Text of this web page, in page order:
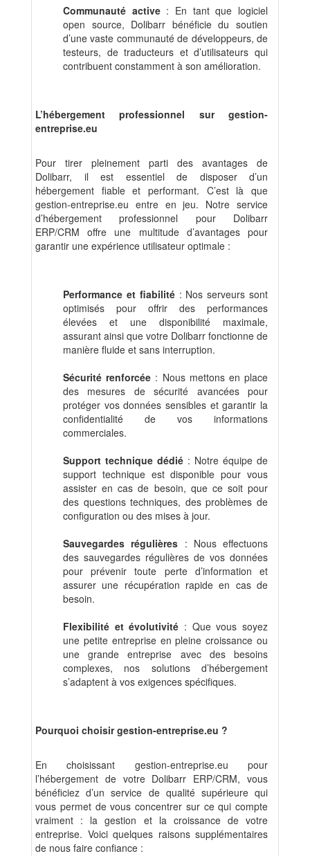
Communauté active: En tant que logiciel
open source, Dolibarr bénéficie du soutien
d’une vaste communauté de développeurs, de
testeurs, de traducteurs et d’utilisateurs qui
contribuent constamment à son amélioration.
L’hébergement professionnel sur gestion-
entreprise.eu
Pour tirer pleinement parti des avantages de
Dolibarr, il est essentiel de disposer d’un
hébergement fiable et performant. C’est là que
gestion-entreprise.eu entre en jeu. Notre service
d’hébergement professionnel pour Dolibarr
ERP/CRM offre une multitude d’avantages pour
garantir une expérience utilisateur optimale :
Performance et fiabilité: Nos serveurs sont
optimisés pour offrir des performances
élevées et une disponibilité maximale,
assurant ainsi que votre Dolibarr fonctionne de
manière fluide et sans interruption.
Sécurité renforcée : Nous mettons en place
des mesures de sécurité avancées pour
protéger vos données sensibles et garantir la
confidentialité de vos informations
commerciales.
Support technique dédié : Notre équipe de
support technique est disponible pour vous
assister en cas de besoin, que ce soit pour
des questions techniques, des problèmes de
configuration ou des mises à jour.
Sauvegardes régulières : Nous effectuons
des sauvegardes régulières de vos données
pour prévenir toute perte d’information et
assurer une récupération rapide en cas de
besoin.
Flexibilité et évolutivité : Que vous soyez
une petite entreprise en pleine croissance ou
une grande entreprise avec des besoins
complexes, nos solutions d’hébergement
s’adaptent à vos exigences spécifiques.
Pourquoi choisir gestion-entreprise.eu ?
En choisissant gestion-entreprise.eu pour
l’hébergement de votre Dolibarr ERP/CRM, vous
bénéficiez d’un service de qualité supérieure qui
vous permet de vous concentrer sur ce qui compte
vraiment : la gestion et la croissance de votre
entreprise. Voici quelques raisons supplémentaires
de nous faire confiance :